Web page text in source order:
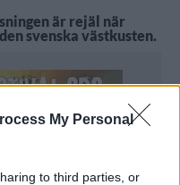
My Personal
to third parties, or
är rejäl när
svenska västkusten.